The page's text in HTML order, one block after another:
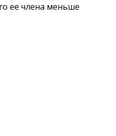
ее члена меньше